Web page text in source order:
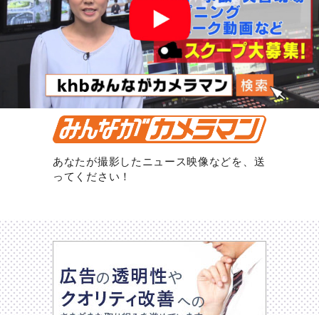
あなたが撮影したニュース映像などを、送
ってください！